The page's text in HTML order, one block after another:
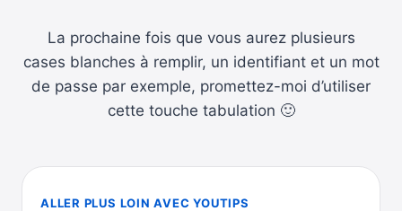
La prochaine fois que vous aurez plusieurs
cases blanches à remplir, un identifiant et un mot
de passe par exemple, promettez-moi d’utiliser
cette touche tabulation 🙂
ALLER PLUS LOIN AVEC YOUTIPS